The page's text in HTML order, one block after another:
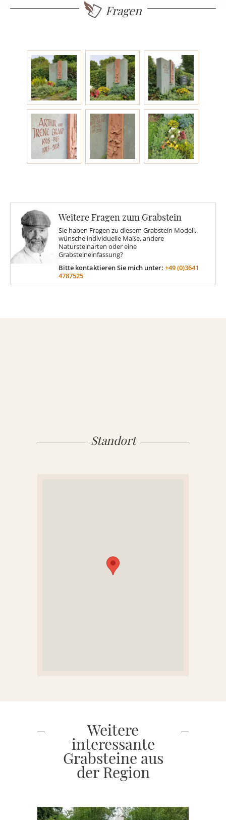
Engel
Stelen
MOTIVE
Sonne
Fragen
Weitere Fragen zum Grabstein
Sie haben Fragen zu diesem Grabstein Modell,
wünsche individuelle Maße, andere
Natursteinarten oder eine
Grabsteineinfassung?
Bitte kontaktieren Sie mich unter: +49 (0)3641
4787525
Standort
Weitere
interessante
Grabsteine aus
der Region